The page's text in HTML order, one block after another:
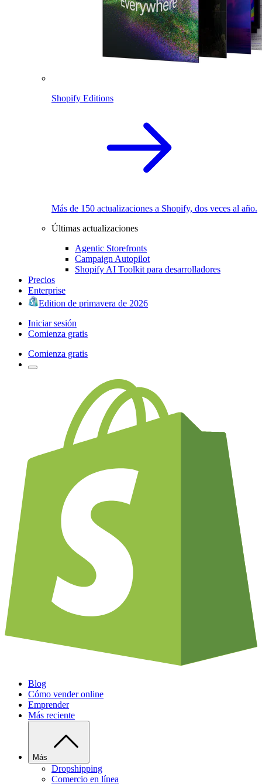
Shopify Editions
Más de 150 actualizaciones a Shopify, dos veces al año.
Últimas actualizaciones
Agentic Storefronts
Campaign Autopilot
Shopify AI Toolkit para desarrolladores
Precios
Enterprise
Edition de primavera de 2026
Iniciar sesión
Comienza gratis
Comienza gratis
Blog
Cómo vender online
Emprender
Más reciente
Más
Dropshipping
Comercio en línea